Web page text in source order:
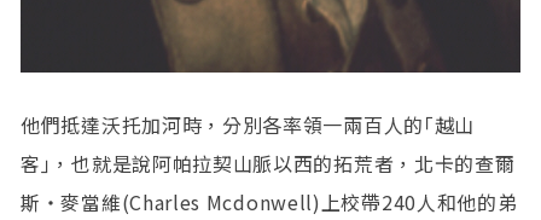
他們抵達沃托加河時，分別各率領一兩百人的｢越山
客｣，也就是說阿帕拉契山脈以西的拓荒者，北卡的查爾
斯‧麥當維(Charles Mcdonwell)上校帶240人和他的弟